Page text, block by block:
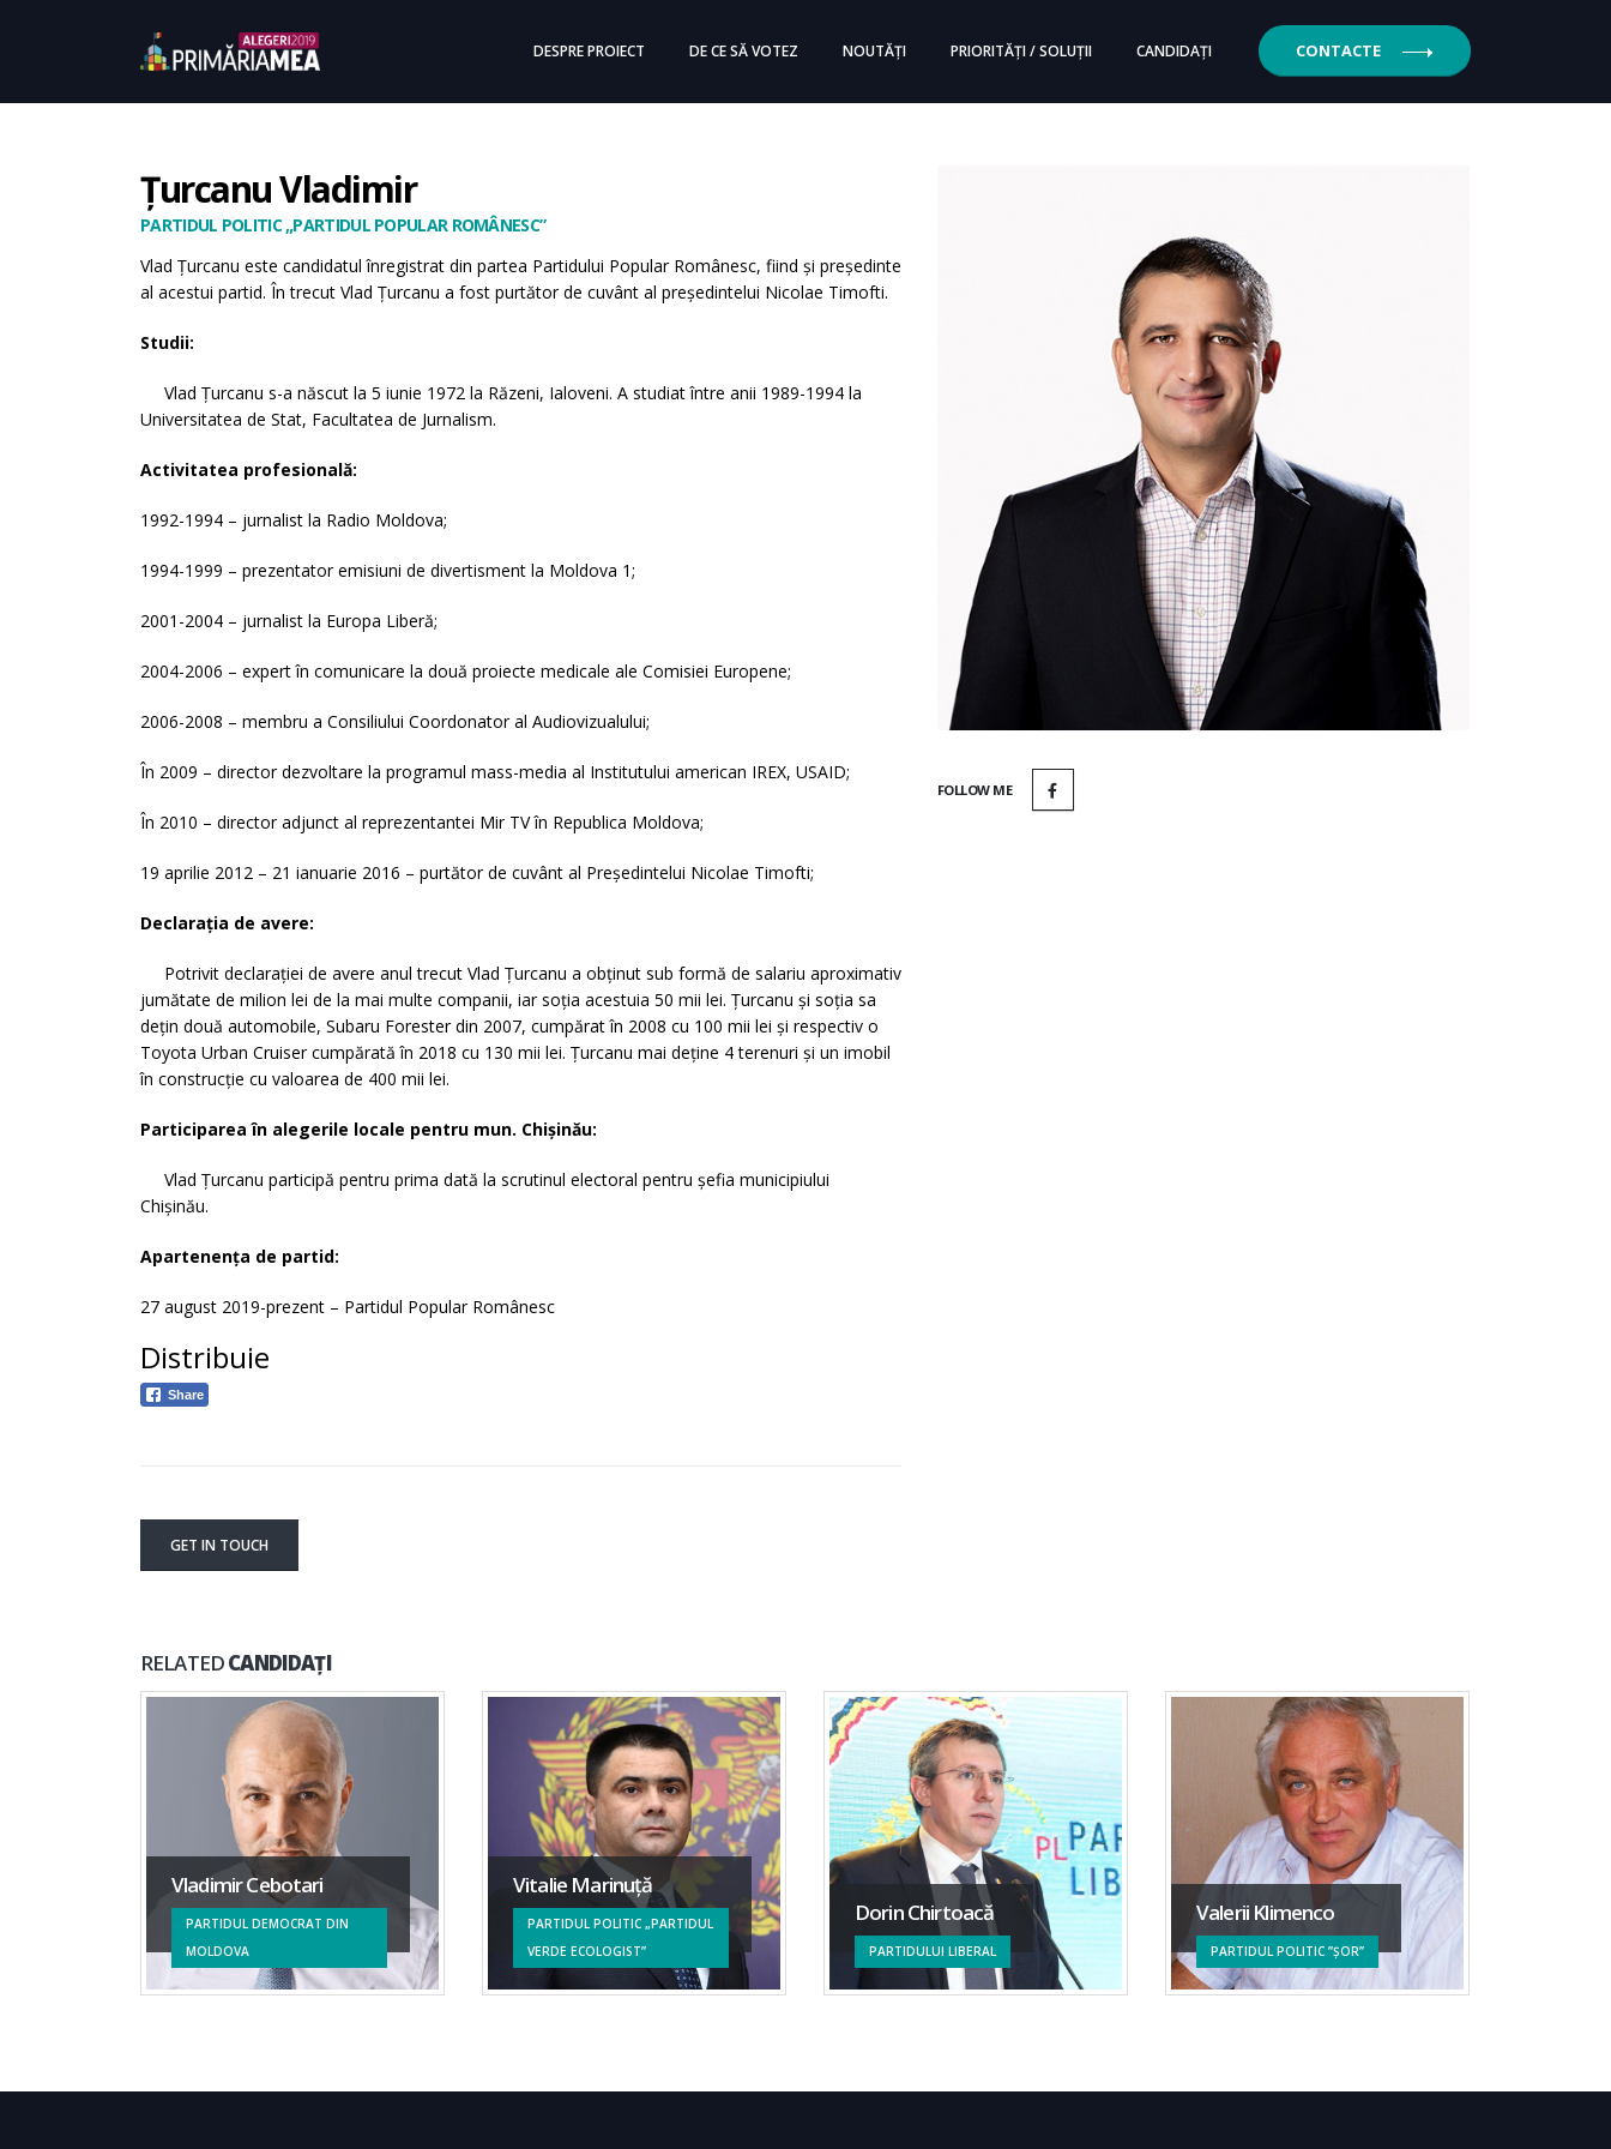
DESPRE PROIECT DE CE SĂ VOTEZ NOUTĂȚI PRIORITĂȚI / SOLUȚII CANDIDAȚI CONTACTE
FOLLOW ME
Țurcanu Vladimir
PARTIDUL POLITIC „PARTIDUL POPULAR ROMÂNESC”
Vlad Țurcanu este candidatul înregistrat din partea Partidului Popular Românesc, fiind și președinte
al acestui partid. În trecut Vlad Țurcanu a fost purtător de cuvânt al președintelui Nicolae Timofti.
Studii:
Vlad Țurcanu s-a născut la 5 iunie 1972 la Răzeni, Ialoveni. A studiat între anii 1989-1994 la
Universitatea de Stat, Facultatea de Jurnalism.
Activitatea profesională:
1992-1994 – jurnalist la Radio Moldova;
1994-1999 – prezentator emisiuni de divertisment la Moldova 1;
2001-2004 – jurnalist la Europa Liberă;
2004-2006 – expert în comunicare la două proiecte medicale ale Comisiei Europene;
2006-2008 – membru a Consiliului Coordonator al Audiovizualului;
În 2009 – director dezvoltare la programul mass-media al Institutului american IREX, USAID;
În 2010 – director adjunct al reprezentantei Mir TV în Republica Moldova;
19 aprilie 2012 – 21 ianuarie 2016 – purtător de cuvânt al Președintelui Nicolae Timofti;
Declarația de avere:
Potrivit declarației de avere anul trecut Vlad Țurcanu a obținut sub formă de salariu aproximativ
jumătate de milion lei de la mai multe companii, iar soția acestuia 50 mii lei. Țurcanu și soția sa
dețin două automobile, Subaru Forester din 2007, cumpărat în 2008 cu 100 mii lei și respectiv o
Toyota Urban Cruiser cumpărată în 2018 cu 130 mii lei. Țurcanu mai deține 4 terenuri și un imobil
în construcție cu valoarea de 400 mii lei.
Participarea în alegerile locale pentru mun. Chișinău:
Vlad Țurcanu participă pentru prima dată la scrutinul electoral pentru șefia municipiului
Chișinău.
Apartenența de partid:
27 august 2019-prezent – Partidul Popular Românesc
Distribuie
Share
GET IN TOUCH
RELATEDCANDIDAȚI
Vladimir Cebotari
PARTIDUL DEMOCRAT DIN
MOLDOVA
Vitalie Marinuţă
PARTIDUL POLITIC „PARTIDUL
VERDE ECOLOGIST”
Dorin Chirtoacă
PARTIDULUI LIBERAL
Valerii Klimenco
PARTIDUL POLITIC ”ȘOR”